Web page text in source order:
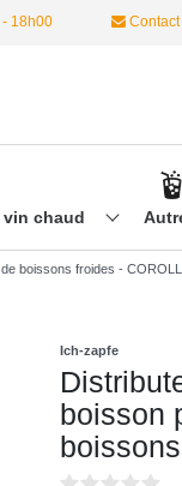
- 18h00 Contact
vin chaud
boissons froides -
Ich-zapfe
boisson